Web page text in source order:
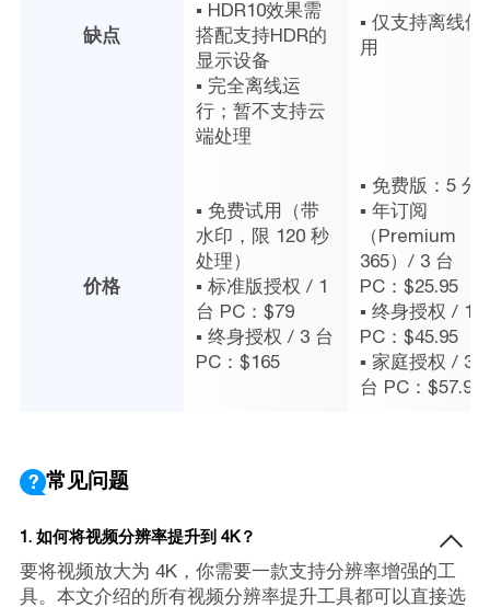
缺点
▪ HDR10效果需
搭配支持HDR的
显示设备
▪ 完全离线运
行；暂不支持云
端处理
▪ 仅支持离线使
用
价格
▪ 免费试用（带
水印，限 120 秒
处理）
▪ 标准版授权 / 1
台 PC：$79
▪ 终身授权 / 3 台
PC：$165
▪ 免费版：5 分
▪ 年订阅
（Premium
365）/ 3 台
PC：$25.95
▪ 终身授权 / 1
PC：$45.95
▪ 家庭授权 /
台 PC：$57.95
常见问题
1. 如何将视频分辨率提升到 4K？
要将视频放大为 4K，你需要一款支持分辨率增强的工
具。本文介绍的所有视频分辨率提升工具都可以直接选